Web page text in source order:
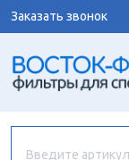
Заказать звонок